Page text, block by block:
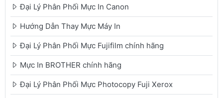
Đại Lý Phân Phối Mực In Canon
Hướng Dẫn Thay Mực Máy In
Đại Lý Phân Phối Mực Fujifilm chính hãng
Mực In BROTHER chính hãng
Đại Lý Phân Phối Mực Photocopy Fuji Xerox